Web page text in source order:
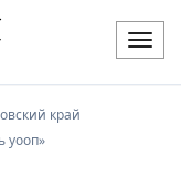
край
уооп»